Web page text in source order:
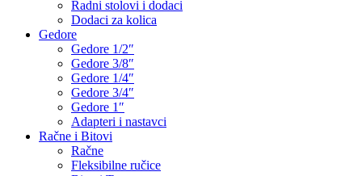
Radni stolovi i dodaci
Dodaci za kolica
Gedore
Gedore 1/2″
Gedore 3/8″
Gedore 1/4″
Gedore 3/4″
Gedore 1″
Adapteri i nastavci
Račne i Bitovi
Račne
Fleksibilne ručice